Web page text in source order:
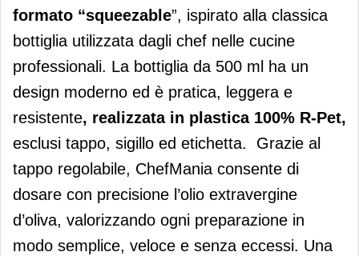
formato “squeezable”, ispirato alla classica
bottiglia utilizzata dagli chef nelle cucine
professionali. La bottiglia da 500 ml ha un
design moderno ed è pratica, leggera e
resistente, realizzata in plastica 100% R-Pet,
esclusi tappo, sigillo ed etichetta. Grazie al
tappo regolabile, ChefMania consente di
dosare con precisione l’olio extravergine
d’oliva, valorizzando ogni preparazione in
modo semplice, veloce e senza eccessi. Una